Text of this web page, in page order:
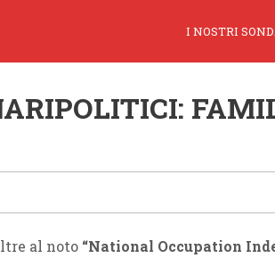
I NOSTRI
al noto “National Occupation